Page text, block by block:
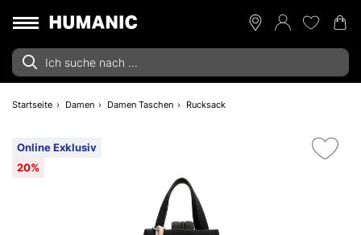
Startseite Damen Damen Taschen Rucksack
Online Exklusiv
20%